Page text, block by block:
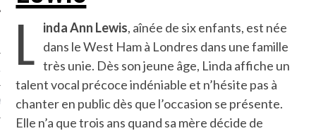
L inda Ann Lewis, aînée de six enfants, est née
dans le West Ham à Londres dans une famille
très unie. Dès son jeune âge, Linda affiche un
talent vocal précoce indéniable et n’hésite pas à
chanter en public dès que l’occasion se présente.
Elle n’a que trois ans quand sa mère décide de